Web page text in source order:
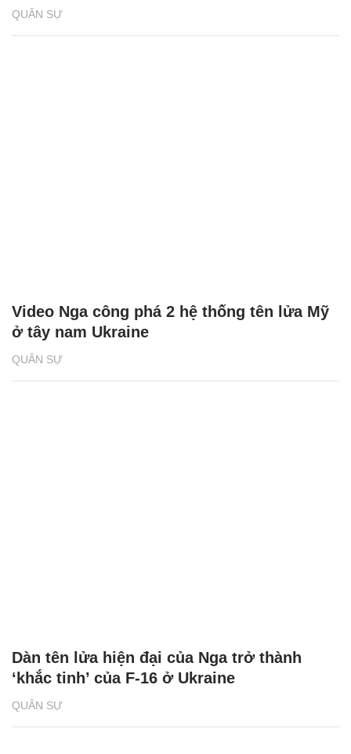
QUÂN SỰ
QUÂN SỰ
Video Nga công phá 2 hệ thống tên lửa Mỹ
ở tây nam Ukraine
QUÂN SỰ
Dàn tên lửa hiện đại của Nga trở thành
‘khắc tinh’ của F-16 ở Ukraine